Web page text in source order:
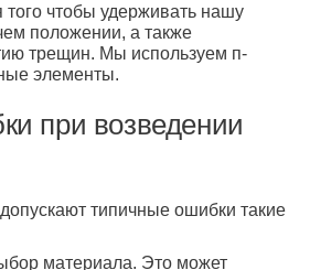
чтобы удерживать нашу
положении, а также
трещин. Мы используем п-
элементы.
при возведении
типичные ошибки такие
материала. Это может